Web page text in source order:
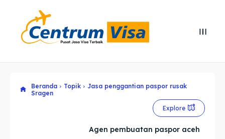
Explore our destinations
Explore our destinations
Beranda Topik
Jasa penggantian paspor rusak
Sragen
Explore
Agen pembuatan paspor aceh